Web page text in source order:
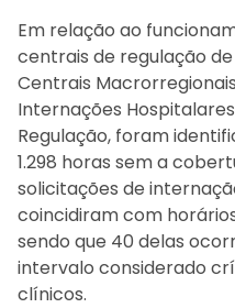
Em relação ao
centrais de regulação de
Centrais
Internações
Regulação, foram
1.298 horas sem a
solicitações de
coincidiram com
sendo que 40 delas
intervalo considerado
clínicos.